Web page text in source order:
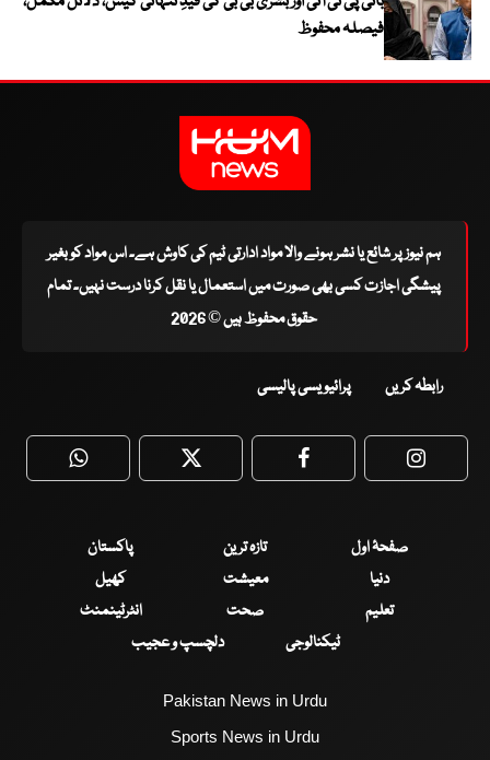
فیصلہ محفوظ
ہم نیوز پر شائع یا نشر ہونے والا مواد ادارتی ٹیم کی کاوش ہے۔ اس مواد کو بغیر
پیشگی اجازت کسی بھی صورت میں استعمال یا نقل کرنا درست نہیں۔ تمام
حقوق محفوظ ہیں © 2026
رابطہ کریں پرائیویسی پالیسی
WhatsApp Twitter Facebook
صفحۂ اول تازہ ترین
پاکستان
دنیا
معیشت
کھیل
تعلیم
صحت
انٹرٹینمنٹ
ٹیکنالوجی
دلچسپ و عجیب
Pakistan News in Urdu
Sports News in Urdu